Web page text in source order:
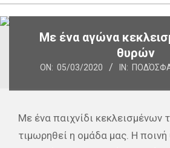
Primary
Με ένα αγώνα
θυρών
ON: 05/03/2020 IN:
Με ένα παιχνίδι κεκλεισμένων
τιμωρηθεί η ομάδα μας. Η ποινή